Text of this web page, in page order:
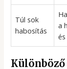
Túl sok
habosítás
a